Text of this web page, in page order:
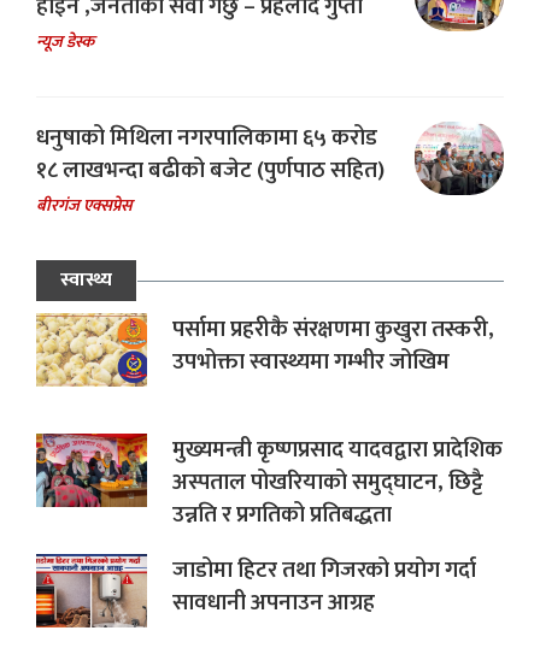
न्यूज डेस्क
धनुषाको मिथिला नगरपालिकामा ६५ करोड
१८ लाखभन्दा बढीको बजेट (पुर्णपाठ सहित)
बीरगंज एक्सप्रेस
स्वास्थ्य
पर्सामा प्रहरीकै संरक्षणमा कुखुरा तस्करी,
उपभोक्ता स्वास्थ्यमा गम्भीर जोखिम
मुख्यमन्त्री कृष्णप्रसाद यादवद्वारा प्रादेशिक
अस्पताल पोखरियाको समुद्घाटन, छिट्टै
उन्नति र प्रगतिको प्रतिबद्धता
जाडोमा हिटर तथा गिजरको प्रयोग गर्दा
सावधानी अपनाउन आग्रह